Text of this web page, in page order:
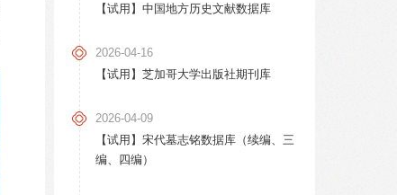
【试用】中国地方历史文献数据库
2026-04-16
【试用】芝加哥大学出版社期刊库
2026-04-09
【试用】宋代墓志铭数据库（续编、三
编、四编）